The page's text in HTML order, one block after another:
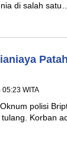
di salah satu…
05:23 WITA
polisi
Korban